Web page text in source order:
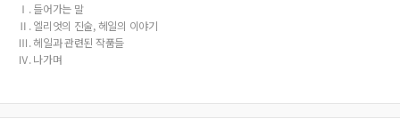
Ⅰ. 들어가는 말
Ⅱ. 엘리엇의 진술, 헤일의 이야기
Ⅲ. 헤일과 관련된 작품들
Ⅳ. 나가며